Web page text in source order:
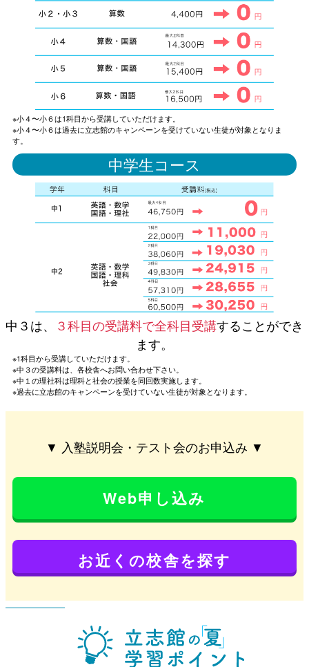
※小４〜小６は1科目から受講していただけます。
※小４〜小６は過去に立志館のキャンペーンを受けていない生徒が対象となりま
す。
中学生コース
中３は、 ３科目の受講料で全科目受講することができ
ます。
※1科目から受講していただけます。
※中３の受講料は、各校舎へお問い合わせ下さい。
※中１の理社科は理科と社会の授業を同回数実施します。
※過去に立志館のキャンペーンを受けていない生徒が対象となります。
▼ 入塾説明会・テスト会のお申込み ▼
Web申し込み
お近くの校舎を探す